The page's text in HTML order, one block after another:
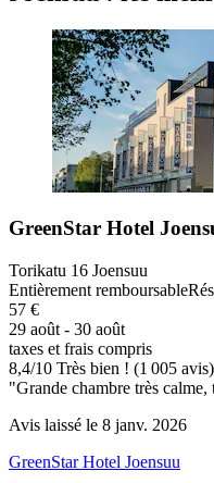
GreenStar Hotel
Torikatu 16 Joensuu
Entièrement remboursable
57 €
29 août - 30 août
taxes et frais compris
8,4/10 Très bien ! (1 005 avis)
"Grande chambre très
Avis laissé le 8 janv. 2026
GreenStar Hotel Joensuu